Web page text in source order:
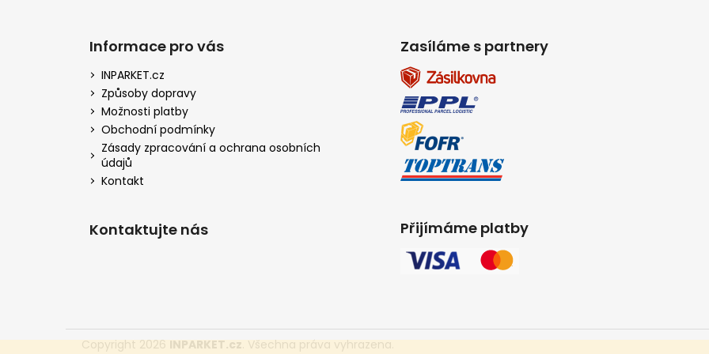
Informace pro vás
INPARKET.cz
Způsoby dopravy
Možnosti platby
Obchodní podmínky
Zásady zpracování a ochrana osobních
údajů
Kontakt
Kontaktujte nás
Zasíláme s partnery
Přijímáme platby
Copyright 2026INPARKET.cz. Všechna práva vyhrazena.